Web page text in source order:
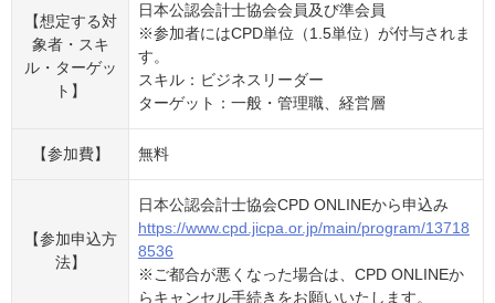
【想定する対
象者・スキ
ル・ターゲッ
ト】
日本公認会計士協会会員及び準会員
※参加者にはCPD単位（1.5単位）が付与されま
す。
スキル：ビジネスリーダー
ターゲット：一般・管理職、経営層
【参加費】 無料
【参加申込方
法】
日本公認会計士協会CPD ONLINEから申込み
https://www.cpd.jicpa.or.jp/main/program/13718
8536
※ご都合が悪くなった場合は、CPD ONLINEか
らキャンセル手続きをお願いいたします。